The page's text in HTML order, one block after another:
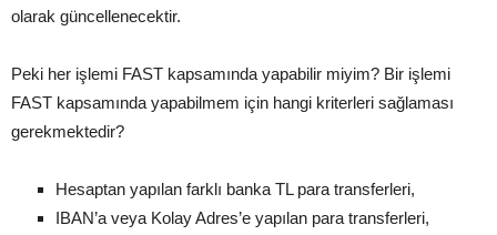
olarak güncellenecektir.
Peki her işlemi FAST kapsamında yapabilir miyim? Bir işlemi
FAST kapsamında yapabilmem için hangi kriterleri sağlaması
gerekmektedir?
Hesaptan yapılan farklı banka TL para transferleri,
IBAN’a veya Kolay Adres’e yapılan para transferleri,